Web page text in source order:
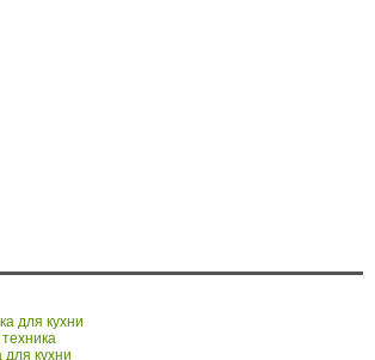
для кухни
для кухни